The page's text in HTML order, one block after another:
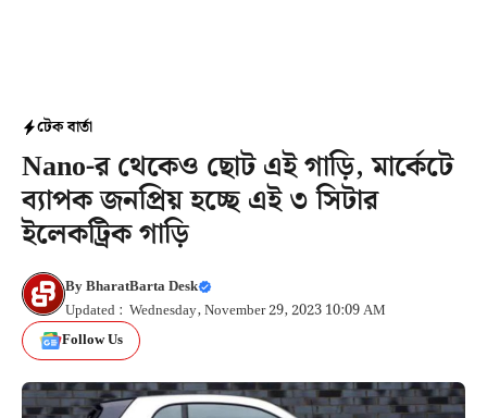
টেক বার্তা
Nano-র থেকেও ছোট এই গাড়ি, মার্কেটে
ব্যাপক জনপ্রিয় হচ্ছে এই ৩ সিটার
ইলেকট্রিক গাড়ি
ByBharatBarta Desk
Updated : Wednesday, November 29, 2023 10:09 AM
Follow Us